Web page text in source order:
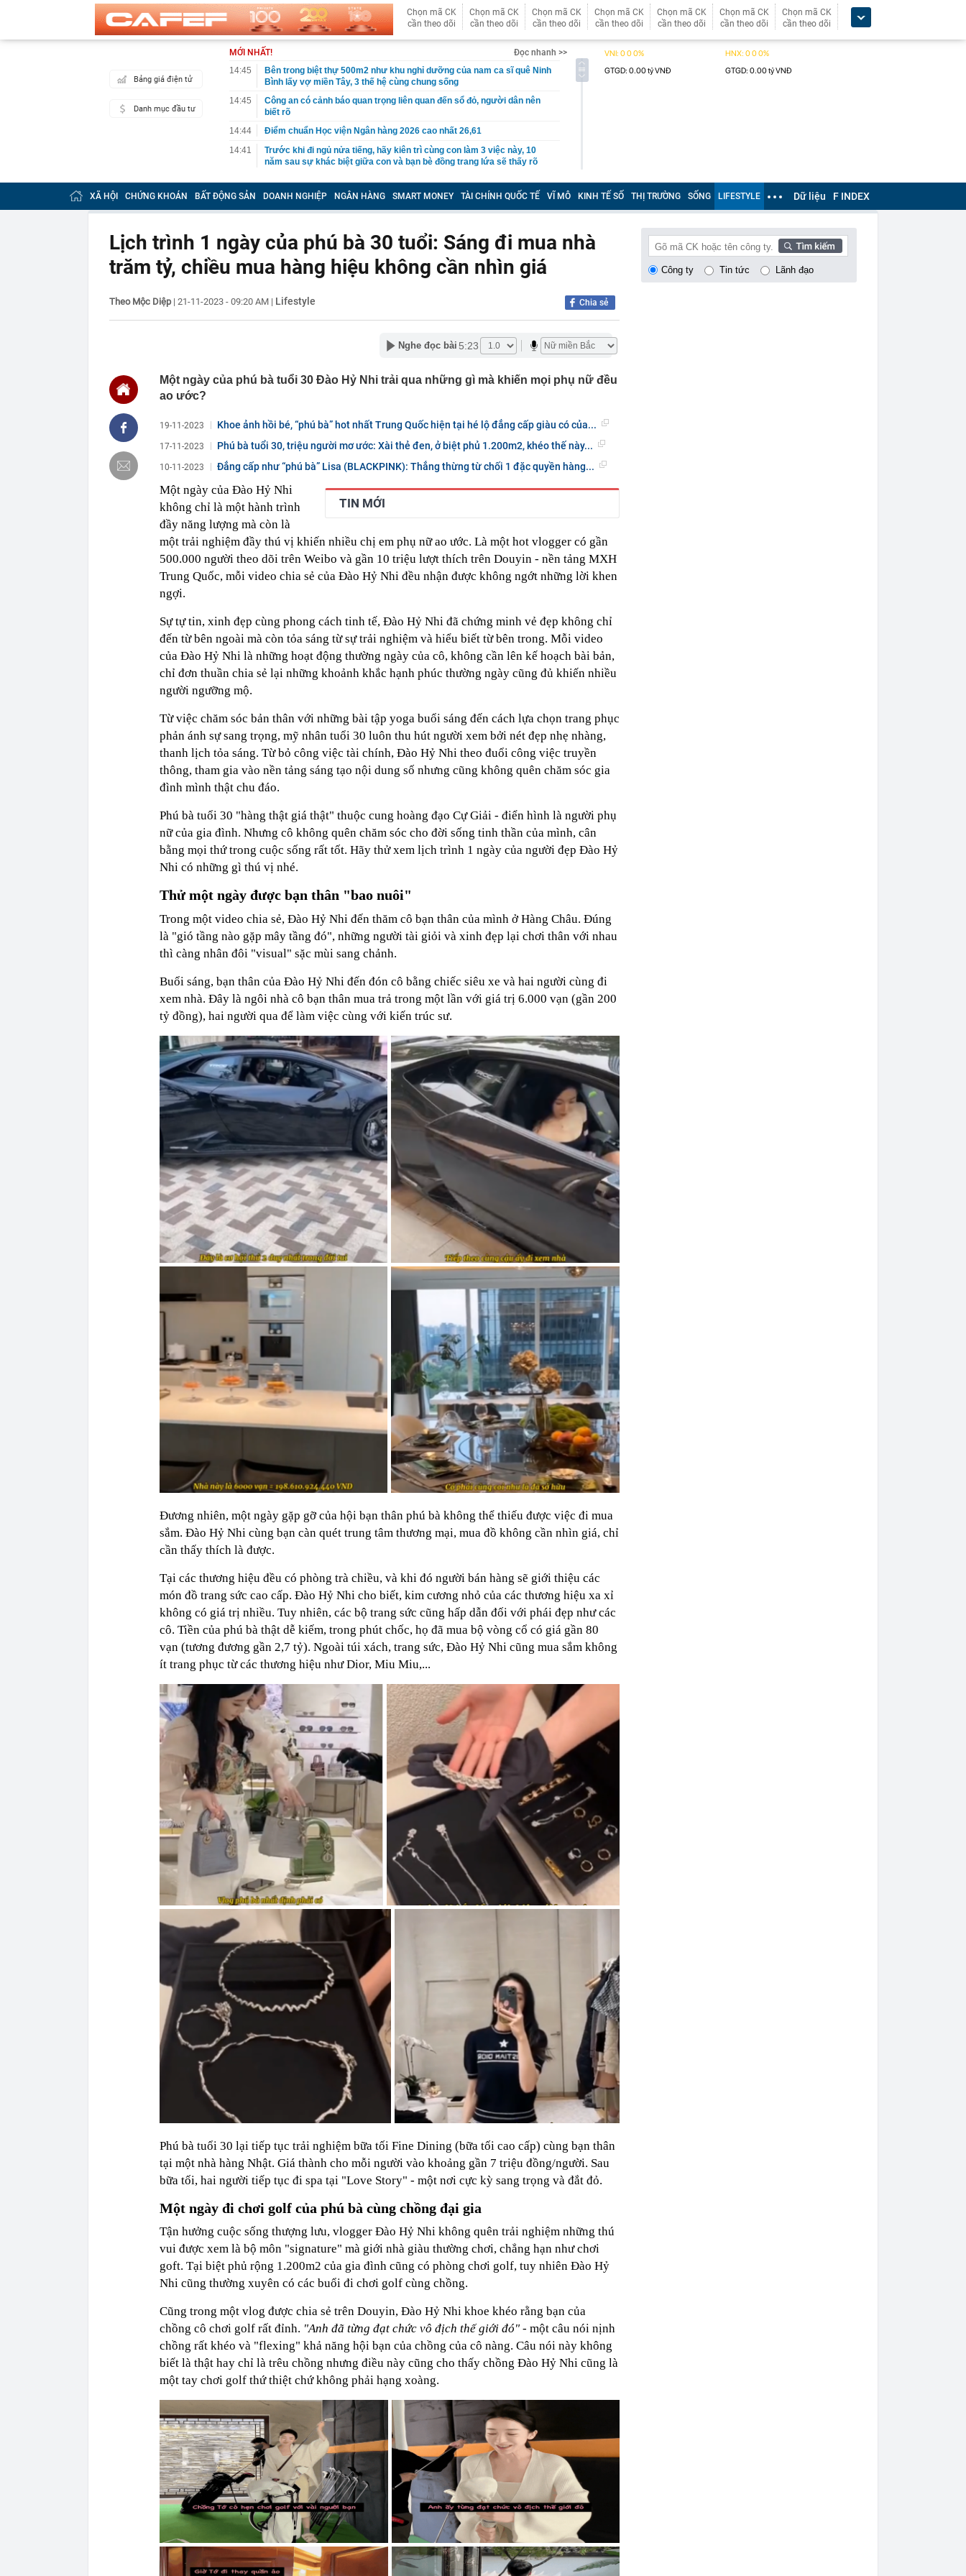
Chọn mã CK
cần theo dõi
Chọn mã CK
cần theo dõi
Chọn mã CK
cần theo dõi
Chọn mã CK
cần theo dõi
Chọn mã CK
cần theo dõi
Chọn mã CK
cần theo dõi
Chọn mã CK
cần theo dõi
Bảng giá điện tử
Danh mục đầu tư
MỚI NHẤT!
Đọc nhanh >>
14:45
Bên trong biệt thự 500m2 như khu nghỉ dưỡng của nam ca sĩ quê Ninh
Bình lấy vợ miền Tây, 3 thế hệ cùng chung sống
14:45
Công an có cảnh báo quan trọng liên quan đến sổ đỏ, người dân nên
biết rõ
14:44
Điểm chuẩn Học viện Ngân hàng 2026 cao nhất 26,61
14:41
Trước khi đi ngủ nửa tiếng, hãy kiên trì cùng con làm 3 việc này, 10
năm sau sự khác biệt giữa con và bạn bè đồng trang lứa sẽ thấy rõ
14:40
Vì sao ì ạch làm hạ tầng sạc xe điện trên cao tốc Bắc - Nam?
14:39
Nhà vàng bị 'sờ gáy': Bảo Tín Mạnh Hải, Mi Hồng làm ăn ra sao?
đối đầu sản phẩm của Meta
14:29
Ra lệnh bắt tạm giam nguyên Trưởng Ban quản lý chung cư Ngô Anh
Tuấn SN 1977
Cú sốc của Đen Vâu
14:20
Honda chính thức ra mắt xe tay côn cổ điển 150 cc giá 30 triệu đồng
13:54
Một cổ đông lớn muốn tăng sở hữu tại Digiworld
13:50
Cụ bà 111 tuổi vẫn ra đồng, tiết lộ những thói quen duy trì suốt nhiều
thập kỷ
13:47
Nhu cầu tìm kiếm việc làm tăng vọt, lộ diện 'ngành hot'
13:43
Giá gạo châu Á duy trì ở mức cao
13:40
Không ngờ có mỹ nhân Việt từ chối đóng phim Hollywood: Cô gái vàng
của cả dân tộc, nghe tên đã thấy tự hào
13:36
ĐBQH: Mở rộng hoạt động của ngân hàng cần phòng ngừa tình trạng
'bia kèm lạc'
13:28
Vì sao giá kết thúc bằng số 9 lại khiến bạn mua nhiều hơn?
XÃ HỘI CHỨNG KHOÁN BẤT ĐỘNG SẢN DOANH NGHIỆP NGÂN HÀNG SMART MONEY TÀI CHÍNH QUỐC TẾ VĨ MÔ KINH TẾ SỐ THỊ TRƯỜNG SỐNG LIFESTYLE Dữ liệu F INDEX
Lịch trình 1 ngày của phú bà 30 tuổi: Sáng đi mua nhà
trăm tỷ, chiều mua hàng hiệu không cần nhìn giá
Theo Mộc Diệp | 21-11-2023 - 09:20 AM | Lifestyle Chia sẻ
Nghe đọc bài 5:23
Một ngày của phú bà tuổi 30 Đào Hỷ Nhi trải qua những gì mà khiến mọi phụ nữ đều
ao ước?
19-11-2023 Khoe ảnh hồi bé, “phú bà” hot nhất Trung Quốc hiện tại hé lộ đẳng cấp giàu có của...
17-11-2023 Phú bà tuổi 30, triệu người mơ ước: Xài thẻ đen, ở biệt phủ 1.200m2, khéo thế này...
10-11-2023 Đẳng cấp như “phú bà” Lisa (BLACKPINK): Thẳng thừng từ chối 1 đặc quyền hàng...
TIN MỚI
Một ngày của Đào Hỷ Nhi
không chỉ là một hành trình
đầy năng lượng mà còn là
một trải nghiệm đầy thú vị khiến nhiều chị em phụ nữ ao ước. Là một hot vlogger có gần
500.000 người theo dõi trên Weibo và gần 10 triệu lượt thích trên Douyin - nền tảng MXH
Trung Quốc, mỗi video chia sẻ của Đào Hỷ Nhi đều nhận được không ngớt những lời khen
ngợi.
Sự tự tin, xinh đẹp cùng phong cách tinh tế, Đào Hỷ Nhi đã chứng minh vẻ đẹp không chỉ
đến từ bên ngoài mà còn tỏa sáng từ sự trải nghiệm và hiểu biết từ bên trong. Mỗi video
của Đào Hỷ Nhi là những hoạt động thường ngày của cô, không cần lên kế hoạch bài bản,
chỉ đơn thuần chia sẻ lại những khoảnh khắc hạnh phúc thường ngày cũng đủ khiến nhiều
người ngưỡng mộ.
Từ việc chăm sóc bản thân với những bài tập yoga buổi sáng đến cách lựa chọn trang phục
phản ánh sự sang trọng, mỹ nhân tuổi 30 luôn thu hút người xem bởi nét đẹp nhẹ nhàng,
thanh lịch tỏa sáng. Từ bỏ công việc tài chính, Đào Hỷ Nhi theo đuổi công việc truyền
thông, tham gia vào nền tảng sáng tạo nội dung số nhưng cũng không quên chăm sóc gia
đình mình thật chu đáo.
Phú bà tuổi 30 "hàng thật giá thật" thuộc cung hoàng đạo Cự Giải - điển hình là người phụ
nữ của gia đình. Nhưng cô không quên chăm sóc cho đời sống tinh thần của mình, cân
bằng mọi thứ trong cuộc sống rất tốt. Hãy thử xem lịch trình 1 ngày của người đẹp Đào Hỷ
Nhi có những gì thú vị nhé.
Thử một ngày được bạn thân "bao nuôi"
Trong một video chia sẻ, Đào Hỷ Nhi đến thăm cô bạn thân của mình ở Hàng Châu. Đúng
là "gió tầng nào gặp mây tầng đó", những người tài giỏi và xinh đẹp lại chơi thân với nhau
thì càng nhân đôi "visual" sặc mùi sang chảnh.
Buổi sáng, bạn thân của Đào Hỷ Nhi đến đón cô bằng chiếc siêu xe và hai người cùng đi
xem nhà. Đây là ngôi nhà cô bạn thân mua trả trong một lần với giá trị 6.000 vạn (gần 200
tỷ đồng), hai người qua để làm việc cùng với kiến trúc sư.
Đương nhiên, một ngày gặp gỡ của hội bạn thân phú bà không thể thiếu được việc đi mua
sắm. Đào Hỷ Nhi cùng bạn càn quét trung tâm thương mại, mua đồ không cần nhìn giá, chỉ
cần thấy thích là được.
Tại các thương hiệu đều có phòng trà chiều, và khi đó người bán hàng sẽ giới thiệu các
món đồ trang sức cao cấp. Đào Hỷ Nhi cho biết, kim cương nhỏ của các thương hiệu xa xỉ
không có giá trị nhiều. Tuy nhiên, các bộ trang sức cũng hấp dẫn đối với phái đẹp như các
cô. Tiền của phú bà thật dễ kiếm, trong phút chốc, họ đã mua bộ vòng cổ có giá gần 80
vạn (tương đương gần 2,7 tỷ). Ngoài túi xách, trang sức, Đào Hỷ Nhi cũng mua sắm không
ít trang phục từ các thương hiệu như Dior, Miu Miu,...
Phú bà tuổi 30 lại tiếp tục trải nghiệm bữa tối Fine Dining (bữa tối cao cấp) cùng bạn thân
tại một nhà hàng Nhật. Giá thành cho mỗi người vào khoảng gần 7 triệu đồng/người. Sau
bữa tối, hai người tiếp tục đi spa tại "Love Story" - một nơi cực kỳ sang trọng và đắt đỏ.
Một ngày đi chơi golf của phú bà cùng chồng đại gia
Tận hưởng cuộc sống thượng lưu, vlogger Đào Hỷ Nhi không quên trải nghiệm những thú
vui được xem là bộ môn "signature" mà giới nhà giàu thường chơi, chẳng hạn như chơi
goft. Tại biệt phủ rộng 1.200m2 của gia đình cũng có phòng chơi golf, tuy nhiên Đào Hỷ
Nhi cũng thường xuyên có các buổi đi chơi golf cùng chồng.
Cũng trong một vlog được chia sẻ trên Douyin, Đào Hỷ Nhi khoe khéo rằng bạn của
chồng cô chơi golf rất đỉnh. "Anh đã từng đạt chức vô địch thế giới đó" - một câu nói nịnh
chồng rất khéo và "flexing" khả năng hội bạn của chồng của cô nàng. Câu nói này không
biết là thật hay chỉ là trêu chồng nhưng điều này cũng cho thấy chồng Đào Hỷ Nhi cũng là
một tay chơi golf thứ thiệt chứ không phải hạng xoàng.
Công ty Tin tức Lãnh đạo